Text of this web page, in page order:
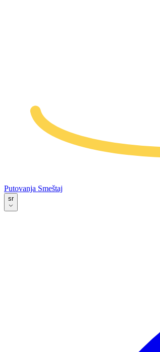
Putovanja Smeštaj
sr